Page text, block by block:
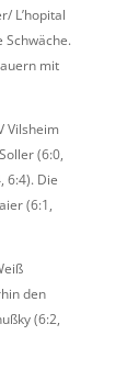
L’hopital
Schwäche.
mit
Vilsheim
(6:0,
6:4). Die
(6:1,
den
(6:2,